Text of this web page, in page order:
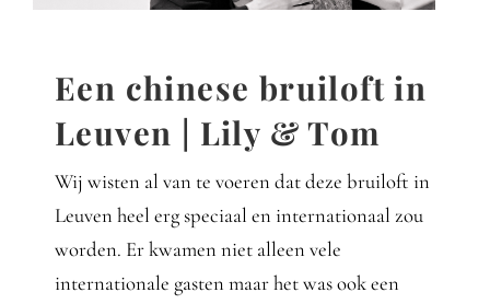
Schreiben
Een chinese bruiloft in
Leuven | Lily & Tom
Wij wisten al van te voeren dat deze bruiloft in
Leuven heel erg speciaal en internationaal zou
worden. Er kwamen niet alleen vele
internationale gasten maar het was ook een